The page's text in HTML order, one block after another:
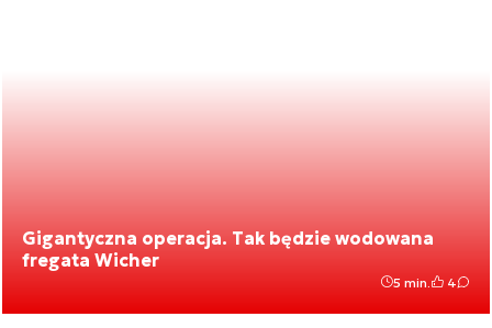
Gigantyczna operacja. Tak będzie wodowana
fregata Wicher
5 min. 4